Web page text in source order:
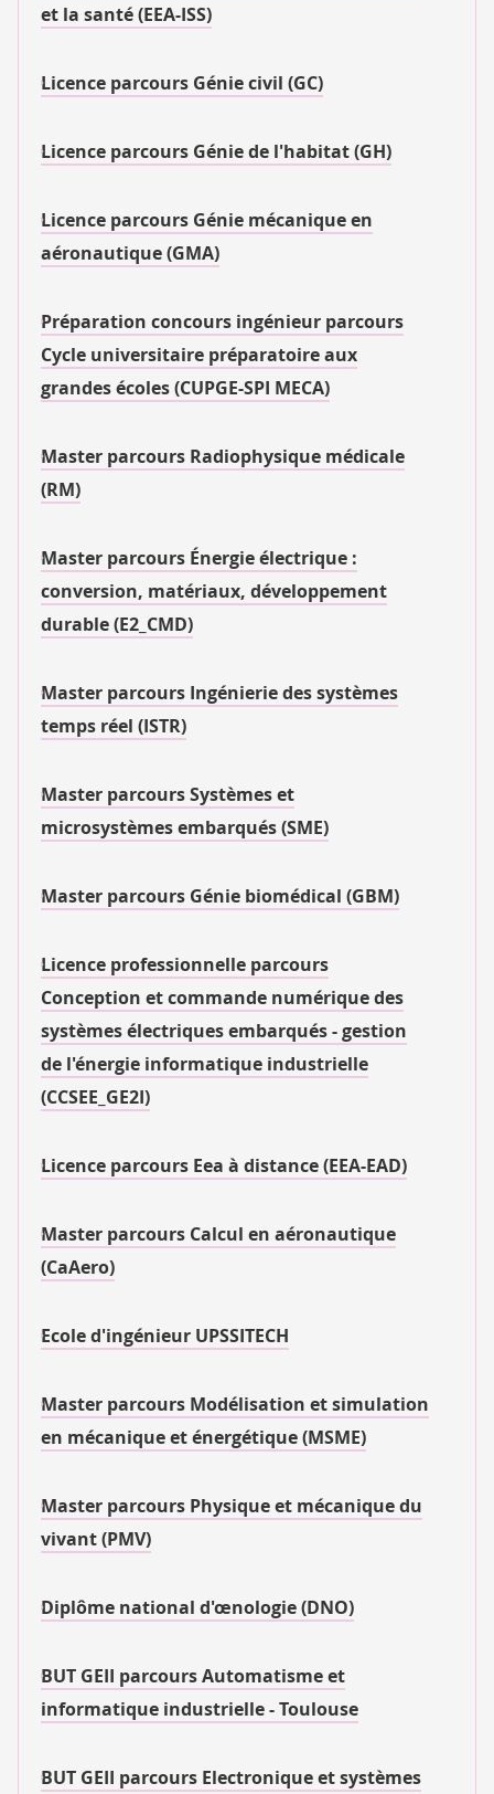
et la santé (EEA-ISS)
Licence parcours Génie civil (GC)
Licence parcours Génie de l'habitat (GH)
Licence parcours Génie mécanique en
aéronautique (GMA)
Préparation concours ingénieur parcours
Cycle universitaire préparatoire aux
grandes écoles (CUPGE-SPI MECA)
Master parcours Radiophysique médicale
(RM)
Master parcours Énergie électrique :
conversion, matériaux, développement
durable (E2_CMD)
Master parcours Ingénierie des systèmes
temps réel (ISTR)
Master parcours Systèmes et
microsystèmes embarqués (SME)
Master parcours Génie biomédical (GBM)
Licence professionnelle parcours
Conception et commande numérique des
systèmes électriques embarqués - gestion
de l'énergie informatique industrielle
(CCSEE_GE2I)
Licence parcours Eea à distance (EEA-EAD)
Master parcours Calcul en aéronautique
(CaAero)
Ecole d'ingénieur UPSSITECH
Master parcours Modélisation et simulation
en mécanique et énergétique (MSME)
Master parcours Physique et mécanique du
vivant (PMV)
Diplôme national d'œnologie (DNO)
BUT GEII parcours Automatisme et
informatique industrielle - Toulouse
BUT GEII parcours Electronique et systèmes